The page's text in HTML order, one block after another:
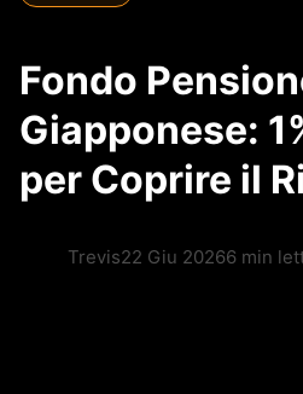
Fondo
Giapponese:
per Coprire il
Trevis22 Giu 20266 min